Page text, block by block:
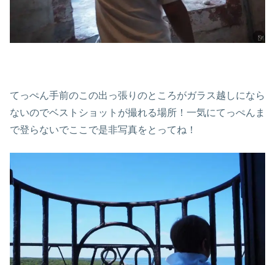
てっぺん手前のこの出っ張りのところがガラス越しになら
ないのでベストショットが撮れる場所！一気にてっぺんま
で登らないでここで是非写真をとってね！